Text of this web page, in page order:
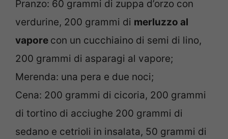
Pranzo: 60 grammi di zuppa d’orzo con
verdurine, 200 grammi di merluzzo al
vapore con un cucchiaino di semi di lino,
200 grammi di asparagi al vapore;
Merenda: una pera e due noci;
Cena: 200 grammi di cicoria, 200 grammi
di tortino di acciughe 200 grammi di
sedano e cetrioli in insalata, 50 grammi di